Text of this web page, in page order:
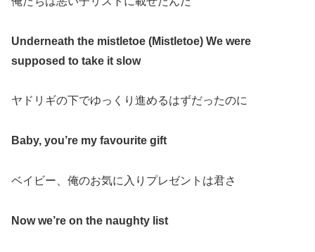
Undernеath the mistletoe (Mistlеtoe) We were
supposed to take it slow
ヤドリギの下でゆっくり進めるはずだったのに
Baby, you’re my favourite gift
ベイビー、俺のお気に入りプレゼントは君さ
Now we’re on the naughty list